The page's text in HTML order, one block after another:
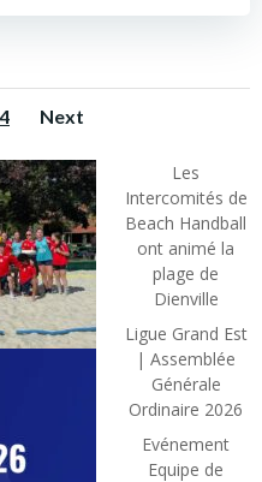
Page
4 POSTS
Next
Les
Intercomités de
Beach Handball
ont animé la
plage de
Dienville
Ligue Grand Est
| Assemblée
Générale
Ordinaire 2026
Evénement
Equipe de